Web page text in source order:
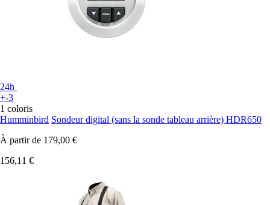
24h
+-3
1 coloris
Humminbird Sondeur digital (sans la sonde tableau arrière) HDR650
À partir de 179,00 €
156,11 €